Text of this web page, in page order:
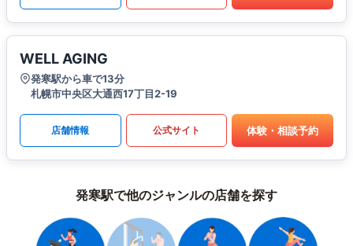
WELL AGING
発寒駅から車で13分
札幌市中央区大通西17丁目2-19
店舗情報 公式サイト 体験・相談予約
発寒駅で他のジャンルの店舗を探す